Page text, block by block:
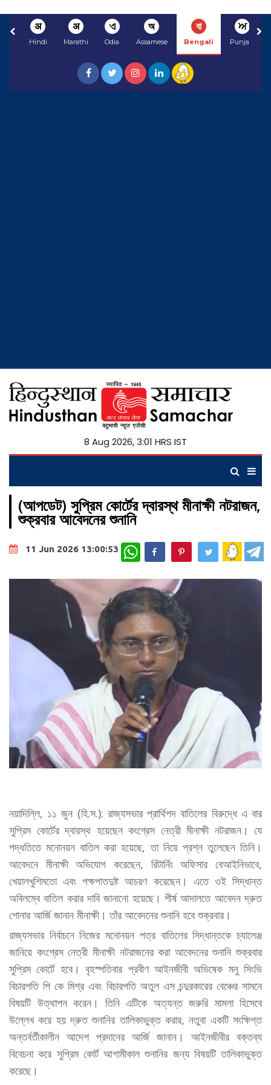
अ
Hindi
अ
Marathi
ଏ
Odia
অ
Assamese
বা
Bengali
ਅ
Punjabi
8 Aug 2026, 3:01 HRS IST
(আপডেট) সুপ্রিম কোর্টের দ্বারস্থ মীনাক্ষী নটরাজন,
শুক্রবার আবেদনের শুনানি
11 Jun 2026 13:00:53 WhatsApp
নয়াদিল্লি, ১১ জুন (হি.স.): রাজ্যসভার প্রার্থিপদ বাতিলের বিরুদ্ধে এ বার
সুপ্রিম কোর্টের দ্বারস্থ হয়েছেন কংগ্রেস নেত্রী মীনাক্ষী নটরাজন। যে
পদ্ধতিতে মনোনয়ন বাতিল করা হয়েছে, তা নিয়ে প্রশ্ন তুলেছেন তিনি।
আবেদনে মীনাক্ষী অভিযোগ করেছেন, রিটার্নিং অফিসার বেআইনিভাবে,
খেয়ালখুশিমতো এবং পক্ষপাতদুষ্ট আচরণ করেছেন। এতে ওই সিদ্ধান্ত
অবিলম্বে বাতিল করার দাবি জানানো হয়েছে। শীর্ষ আদালতে আবেদন দ্রুত
শোনার আর্জি জানান মীনাক্ষী। তাঁর আবেদনের শুনানি হবে শুক্রবার।
রাজ্যসভার নির্বাচনে নিজের মনোনয়ন পত্র বাতিলের সিদ্ধান্তকে চ্যালেঞ্জ
জানিয়ে কংগ্রেস নেত্রী মীনাক্ষী নটরাজনের করা আবেদনের শুনানি শুক্রবার
সুপ্রিম কোর্টে হবে। বৃহস্পতিবার প্রবীণ আইনজীবী অভিষেক মনু সিংভি
বিচারপতি পি কে মিশ্র এবং বিচারপতি অতুল এস চন্দুরকারের বেঞ্চের সামনে
বিষয়টি উত্থাপন করেন। তিনি এটিকে অত্যন্ত জরুরি মামলা হিসেবে
উল্লেখ করে হয় দ্রুত শুনানির তালিকাভুক্ত করার, নতুবা একটি সংক্ষিপ্ত
অন্তর্বর্তীকালীন আদেশ প্রদানের আর্জি জানান। আইনজীবীর বক্তব্য
বিবেচনা করে সুপ্রিম কোর্ট আগামীকাল শুনানির জন্য বিষয়টি তালিকাভুক্ত
করেছে।